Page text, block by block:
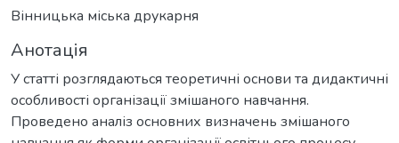
Вінницька міська друкарня
Анотація
У статті розглядаються теоретичні основи та дидактичні
особливості організації змішаного навчання.
Проведено аналіз основних визначень змішаного